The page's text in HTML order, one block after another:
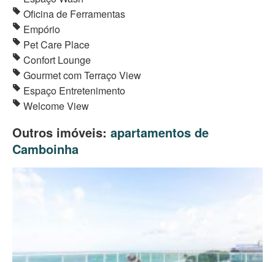
Oficina de Ferramentas
Empório
Pet Care Place
Confort Lounge
Gourmet com Terraço View
Espaço Entretenimento
Welcome View
Outros imóveis: apartamentos de
Camboinha